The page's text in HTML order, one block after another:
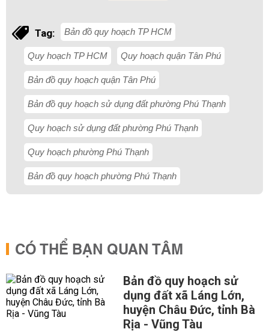
Tag: Bản đồ quy hoạch TP HCM
Quy hoạch TP HCM Quy hoạch quận Tân Phú
Bản đồ quy hoạch quận Tân Phú
Bản đồ quy hoạch sử dụng đất phường Phú Thạnh
Quy hoạch sử dụng đất phường Phú Thạnh
Quy hoạch phường Phú Thạnh
Bản đồ quy hoạch phường Phú Thạnh
CÓ THỂ BẠN QUAN TÂM
Bản đồ quy hoạch sử
dụng đất xã Láng Lớn,
huyện Châu Đức, tỉnh Bà
Rịa - Vũng Tàu